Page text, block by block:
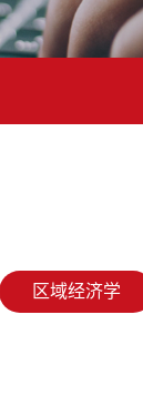
区域经济学